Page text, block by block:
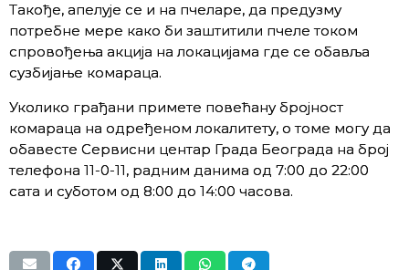
Такође, апелује се и на пчеларе, да предузму
потребне мере како би заштитили пчеле током
спровођења акција на локацијама где се обавља
сузбијање комараца.
Уколико грађани примете повећану бројност
комараца на одређеном локалитету, о томе могу да
обавесте Сервисни центар Града Београда на број
телефона 11-0-11, радним данима од 7:00 до 22:00
сата и суботом од 8:00 до 14:00 часова.